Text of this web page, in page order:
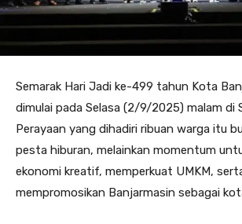
Semarak Hari Jadi ke-499 tahun Kota
dimulai pada Selasa (2/9/2025) malam di
Perayaan yang dihadiri ribuan warga itu
pesta hiburan, melainkan momentum
ekonomi kreatif, memperkuat UMKM,
mempromosikan Banjarmasin sebagai